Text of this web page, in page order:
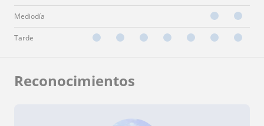
Mediodía
Tarde
Reconocimientos